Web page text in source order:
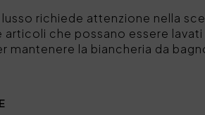
richiede attenzione nella
che possano essere lavati
mantenere la biancheria da